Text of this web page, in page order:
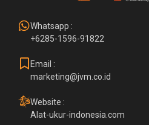
Whatsapp :
+6285-1596-91822
Email :
marketing@jvm.co.id
Website :
Alat-ukur-indonesia.com